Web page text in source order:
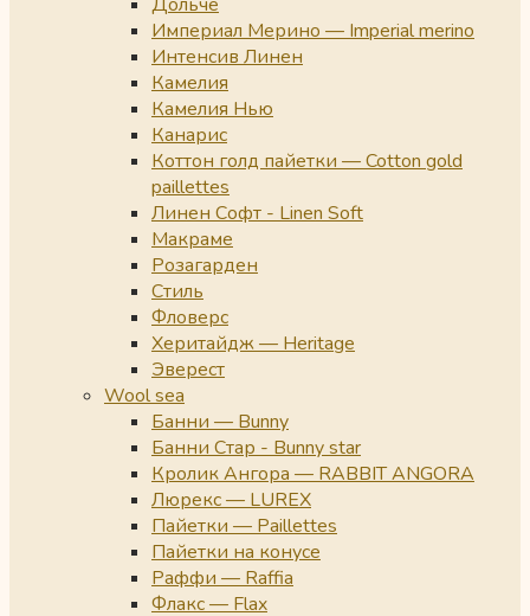
Империал Мерино — Imperial merino
Интенсив Линен
Камелия
Камелия Нью
Канарис
Коттон голд пайетки — Cotton gold
paillettes
Линен Софт - Linen Soft
Макраме
Розагарден
Стиль
Фловерс
Херитайдж — Heritage
Эверест
Wool sea
Банни — Bunny
Банни Стар - Bunny star
Кролик Ангора — RABBIT ANGORA
Люрекс — LUREX
Пайетки — Paillettes
Пайетки на конусе
Раффи — Raffia
Флакс — Flax